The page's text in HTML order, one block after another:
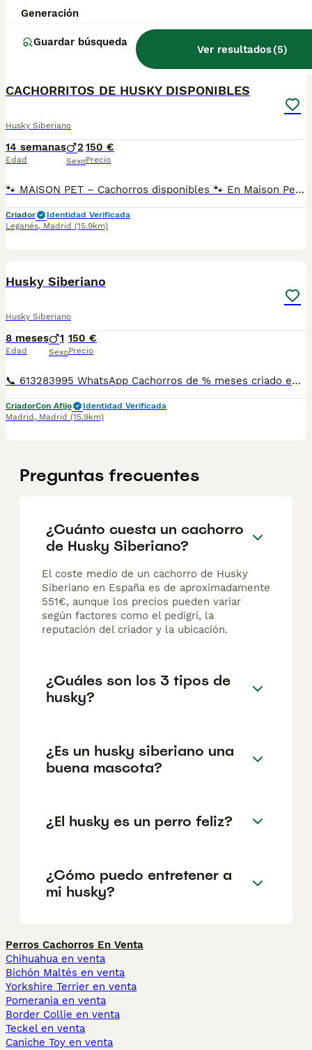
Generación
Guardar búsqueda
Ver resultados(5)
Almoguera
Guadalajara (80.5km)
CACHORRITOS DE HUSKY DISPONIBLES
Husky Siberiano
14 semanas
Edad
2
Sexo
150 €
Precio
🐾 MAISON PET – Cachorros disponibles 🐾 En Maison Pet contamos con cachorros disponibles de varias razas criados con dedicación, responsabilidad y mucho amor. 📍 Nos encontramos en Alameda de la Sagra (Toledo) y somos un criadero con Núcleo Zoológico propio y todos los permisos en regla. Trabajamos con más de 20 razas, entre ellas: 🐶 Pomerania 🐶 Teckel arlequín 🐶 Teckel negro fuego 🐶 Chihuahua 🐶 Mini Pinscher 🐶 Bodeguero 🐶 Shih Tzu 🐶 Golden Retriever 🐶 Dálmata 🐶 Bulldog Francés Fluffy 🐶 Bichón Maltés ✨ ¡y muchas más! Seleccionamos cuidadosamente nuestros ejemplares para ofrecer cachorros con excelente salud, genética y morfología, respetando siempre los estándares de cada raza. Contamos con un equipo especializado para cada raza, lo que nos permite dedicarles el tiempo, cuidados y atención necesarios. Nuestros cachorros nacen y crecen en ambiente familiar, con condiciones higiénico-sanitarias excepcionales y están correctamente socializados, fomentando un carácter equilibrado y tranquilo con personas y otros animales. 📋 Nuestros cachorros se entregan con: ✔ Vacunas correspondientes a su edad y cartilla veterinaria ✔ Desparasitación interna y externa ✔ Garantía vírica de 14 días ✔ Garantía congénita/genética mortal de 1 año ✔ Seguimiento y asesoramiento durante los primeros 15 días tras la llegada a su nuevo hogar 💰 Importante: Los precios que aparecen en los anuncios corresponden al importe de reserva del cachorro. El precio final puede variar según morfología, genética, calidad del ejemplar y disponibilidad en ese momento. 📲 Más información o disponibilidad: WhatsApp: 34 639 14 55 03 📸 Instagram: @maisonpetmadrid 🎵 TikTok: @maisonpetspain ✨ Estaremos encantados de ayudarte a encontrar a tu nuevo compañero de vida.
Criador
Identidad Verificada
Leganés, Madrid (15.9km)
Husky Siberiano
Husky Siberiano
8 meses
Edad
1
Sexo
150 €
Precio
📞 613283995 WhatsApp Cachorros de % meses criado en un ambiente muy familiar de Husky siberiano , es muy bueno con los perros y con la gente y muy jugueton Entregamos nuestros pequeños cachorritos con todas las garantías y cuidados necesarios , disponemos de núcleo zoológico para crianza y venta de nuestros cachorros . ✅Desparasitaciones y vacunas correspondientes a su edad . ✅Cartilla de vacunación . ✅Revisiones veterinarias . ✅Garantías víricas de 15 días . ✅Garantías genéticas de un año . Seriedad , confianza y bienestar animal son nuestra prioridad . También ofrecemos transporte propio para nuestros pequeños cachorros a toda la península , el pago lo podéis hacer contra reembolso . (con coste adicional) . Mandamos a toda España . Disponemos de varias razas Si no esta la raza que queréis llámanos , intentaremos encontrártela , trabajamos con los mejores criadores de España .
CriadorCon Afijo
Identidad Verificada
Madrid , Madrid (15.9km)
Preguntas frecuentes
¿Cuánto cuesta un cachorro
de Husky Siberiano?
El coste medio de un cachorro de Husky
Siberiano en España es de aproximadamente
551€, aunque los precios pueden variar
según factores como el pedigrí, la
reputación del criador y la ubicación.
¿Cuáles son los 3 tipos de
husky?
¿Es un husky siberiano una
buena mascota?
¿El husky es un perro feliz?
¿Cómo puedo entretener a
mi husky?
Perros Cachorros En Venta
Chihuahua en venta
Bichón Maltés en venta
Yorkshire Terrier en venta
Pomerania en venta
Border Collie en venta
Teckel en venta
Caniche Toy en venta